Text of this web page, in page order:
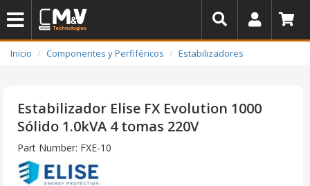
Inicio Componentes y Perfiféricos Estabilizadores
Estabilizador Elise FX Evolution 1000
Sólido 1.0kVA 4 tomas 220V
Part Number: FXE-10